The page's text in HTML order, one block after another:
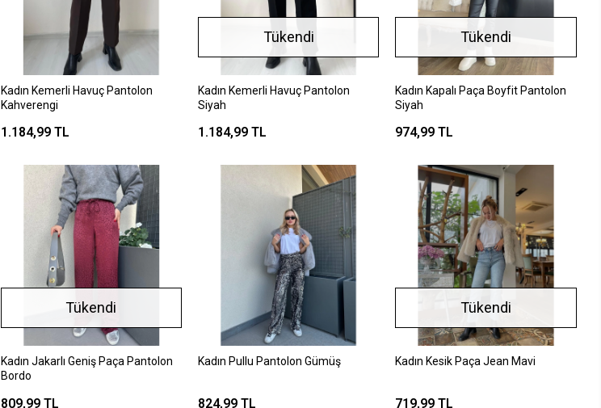
Kadın Kemerli Havuç Pantolon
Kahverengi
1.184,99 TL
Tükendi
Kadın Kemerli Havuç Pantolon
Siyah
1.184,99 TL
Tükendi
Kadın Kapalı Paça Boyfit Pantolon
Siyah
974,99 TL
Tükendi
Kadın Jakarlı Geniş Paça Pantolon
Bordo
809,99 TL
Kadın Pullu Pantolon Gümüş
824,99 TL
Tükendi
Kadın Kesik Paça Jean Mavi
719,99 TL